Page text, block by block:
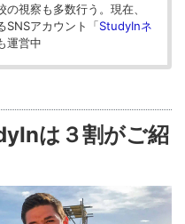
視察も多数行う。現在、
SNSアカウント「StudyInネ
運営中
は３割がご紹